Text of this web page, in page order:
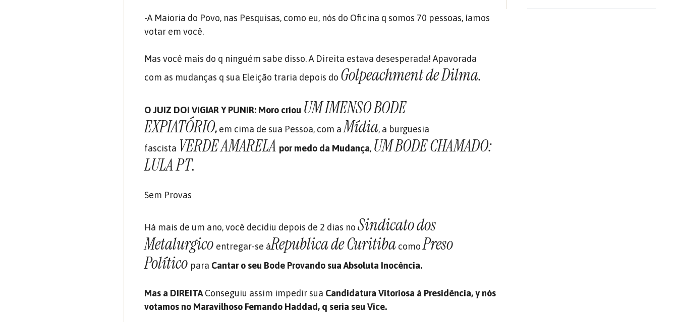
-A Maioria do Povo, nas Pesquisas, como eu, nós do Oficina q somos 70 pessoas, íamos
votar em você.
Mas você mais do q ninguém sabe disso. A Direita estava desesperada! Apavorada
com as mudanças q sua Eleição traria depois do Golpeachment de Dilma.
O JUIZ DOI VIGIAR Y PUNIR: Moro criou UM IMENSO BODE
EXPIATÓRIO, em cima de sua Pessoa, com aMídia, a burguesia
fascista VERDE AMARELA por medo da Mudança, UM BODE CHAMADO:
LULA PT.
Sem Provas
Há mais de um ano, você decidiu depois de 2 dias noSindicato dos
Metalurgico entregar-se áRepublica de Curitiba como Preso
Político para Cantar o seu Bode Provando sua Absoluta Inocência.
Mas a DIREITAConseguiu assim impedir sua Candidatura Vitoriosa à Presidência, y nós
votamos no Maravilhoso Fernando Haddad, q seria seu Vice.